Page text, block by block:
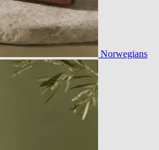
Norwegians